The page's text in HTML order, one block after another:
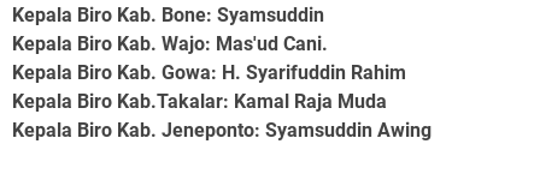
Kepala Biro Kab. Bone: Syamsuddin
Kepala Biro Kab. Wajo: Mas'ud Cani.
Kepala Biro Kab. Gowa: H. Syarifuddin Rahim
Kepala Biro Kab.Takalar: Kamal Raja Muda
Kepala Biro Kab. Jeneponto: Syamsuddin Awing